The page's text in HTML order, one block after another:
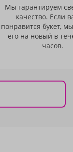
Мы гарантируем
качество. Если
понравится букет,
его на новый в
часов.